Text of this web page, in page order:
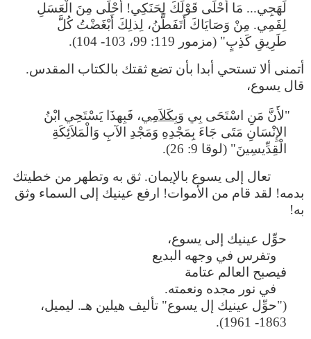
لَهَجِي... مَا أَحْلَى قَوْلَكَ لِحَنَكِي! أَحْلَى مِنَ الْعَسَلِ
لِفَمِي. مِنْ وَصَايَاكَ أَتَفَطَّنُ، لِذلِكَ أَبْغَضْتُ كُلَّ
طَرِيقِ كَذِبٍ" (مزمور 119: 99، 103- 104).
أتمنى ألا تستحي أبدا بأن تضع ثقتك بالكتاب المقدس.
قال يسوع،
"لأَنَّ مَنِ اسْتَحَى بِي وَبِكَلاَمِي، فَبِهذَا يَسْتَحِي ابْنُ
الإِنْسَانِ مَتَى جَاءَ بِمَجْدِهِ وَمَجْدِ الآبِ وَالْمَلاَئِكَةِ
الْقِدِّيسِينَ" (لوقا 9: 26).
تعال إلى يسوع بالإيمان. ثق به وتطهر من خطيتك
بدمه! لقد قام من الأموات! ارفع عينيك إلى السماء وثق
به!
حوِّل عينيك إلى يسوع،
وتفرس في وجهه البديع
فيصبح العالم عتامة
في نور مجده ونعمته.
("حوِّل عينيك إل يسوع" تأليف هيلين هـ. ليميل،
1863- 1961).